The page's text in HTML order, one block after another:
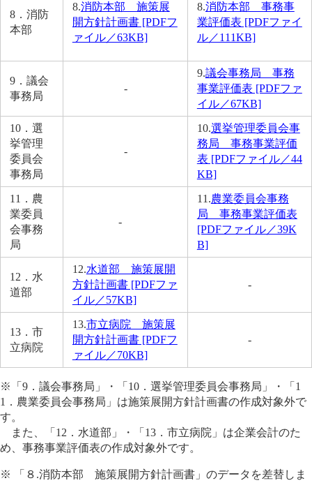
8．消防
本部
8.消防本部 施策展
開方針計画書 [PDFフ
ァイル／63KB]
8.消防本部 事務事
業評価表 [PDFファイ
ル／111KB]
9．議会
事務局
-
9.議会事務局 事務
事業評価表 [PDFファ
イル／67KB]
10．選
挙管理
委員会
事務局
-
10.選挙管理委員会事
務局 事務事業評価
表 [PDFファイル／44
KB]
11．農
業委員
会事務
局
-
11.農業委員会事務
局 事務事業評価表
[PDFファイル／39K
B]
12．水
道部
12.水道部 施策展開
方針計画書 [PDFファ
イル／57KB]
-
13．市
立病院
13.市立病院 施策展
開方針計画書 [PDFフ
ァイル／70KB]
-
※「9．議会事務局」・「10．選挙管理委員会事務局」・「1
1．農業委員会事務局」は施策展開方針計画書の作成対象外で
す。
また、「12．水道部」・「13．市立病院」は企業会計のた
め、事務事業評価表の作成対象外です。
※ 「８.消防本部 施策展開方針計画書」のデータを差替しま